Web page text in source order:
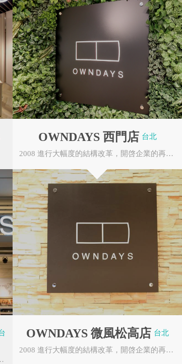
書館 Mr.Onion 洋蔥牛排
商圈
OWNDAYS 新光三越台南小西門
店
台南市中西區西門路一段658-1號 1F
OWNDAYS 板橋府中店
新北市板橋區中山路一段19號 1F
OWNDAYS 京站小碧潭店
新北市新店區中央路157號 5F
OWNDAYS 屏東車站店
屏東縣屏東市公勇路62號 1F
OWNDAYS 八德廣豐店
桃園市八德區介壽路一段728號 1F
OWNDAYS 蘆洲佳瑪店
新北市蘆洲區長榮路2號 1F
OWNDAYS 新光影城桃園高鐵站
桃園市中壢區春德路107號 1F
OWNDAYS 京站店
台北市大同區承德路一段1號B1
OWNDAYS 台北忠孝SOGO店
台北市大安區忠孝東路四段45號 B1
OWNDAYS 台中廣三SOGO店
台中市西區台灣大道二段459號 B1
OWNDAYS 員林大潤發店
彰化縣埔心鄉中山路319號 1F
OWNDAYS 花蓮遠百店
花蓮縣花蓮市和平路581號 1F
OWNDAYS ATT 4 FUN店
台北市信義區松壽路12號 1F
片用）
花蓮縣花蓮市和平路581號 1F
OWNDAYS 南紡購物中心店
OWNDAYS 西門店 台北
2008 進行大幅度的結構改革，開啓企業的再生。田中修治（現任代表董事）以個人第三者身份...
的「On」的發音做為組合，希望...
OWNDAYS 微風松高店 台北
2008 進行大幅度的結構改革，開啓企業的再生。田中修治（現任代表董事）以個人第三者身份...